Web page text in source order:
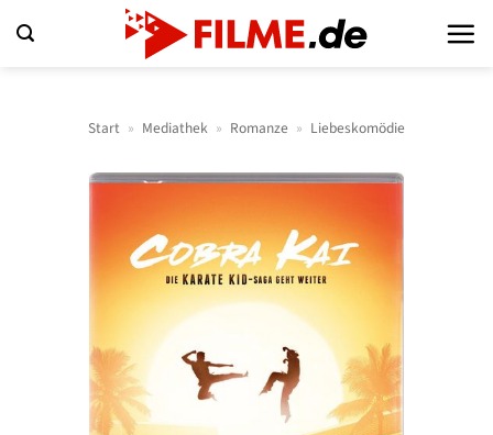
Inhalt
Start » Mediathek » Romanze » Liebeskomödie